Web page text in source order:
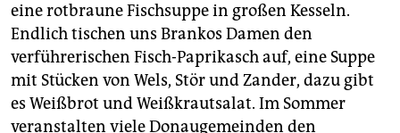
eine rotbraune Fischsuppe in großen Kesseln.
Endlich tischen uns Brankos Damen den
verführerischen Fisch-Paprikasch auf, eine Suppe
mit Stücken von Wels, Stör und Zander, dazu gibt
es Weißbrot und Weißkrautsalat. Im Sommer
veranstalten viele Donaugemeinden den